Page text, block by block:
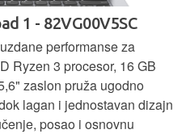
1 - 82VG00V5SC
performanse za
Ryzen 3 procesor, 16 GB
zaslon pruža ugodno
lagan i jednostavan dizajn
posao i osnovnu